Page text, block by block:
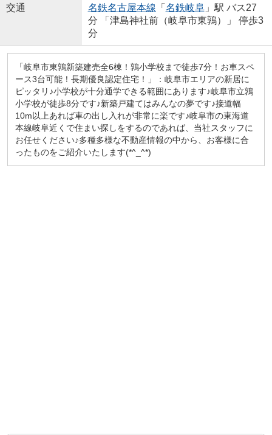
交通
名鉄名古屋本線 「 名鉄岐阜」駅 バス27
分 「津島神社前（岐阜市東鶉）」 停歩3
分
「岐阜市東鶉新築建売全6棟！鶉小学校まで徒歩7分！お車スペ
ース3台可能！長期優良認定住宅！」：岐阜市エリアの新居に
ピッタリ♪小学校が十分通学できる範囲にあります♪岐阜市立鶉
小学校が徒歩8分です♪新築戸建てはみんなの夢です♪接道幅
10m以上あれば車の出し入れが非常に楽です♪岐阜市の東海道
本線岐阜近くで住まい探しをするのであれば、当社スタッフに
お任せください♪多種多様な不動産情報の中から、お客様に合
ったものをご紹介いたします(*^_^*)